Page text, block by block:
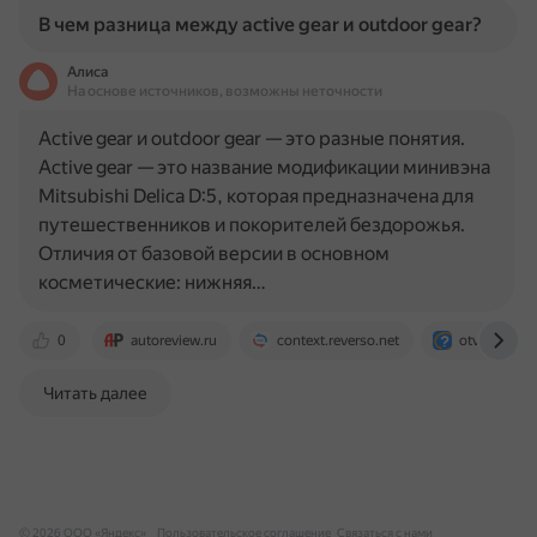
В чем разница между active gear и outdoor gear?
Алиса
На основе источников, возможны неточности
0 autoreview.ru context.reverso.net
Active gear и outdoor gear — это разные понятия.
Active gear — это название модификации минивэна
Mitsubishi Delica D:5, которая предназначена для
путешественников и покорителей бездорожья.
Отличия от базовой версии в основном
косметические: нижняя…
Читать далее
© 2026 ООО «Яндекс» Пользовательское соглашение Связаться с нами